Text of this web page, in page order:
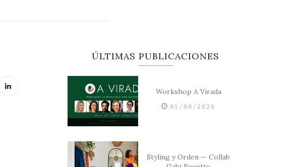
ÚLTIMAS PUBLICACIONES
Workshop A Virada
01/06/2026
Styling y Orden — Collab